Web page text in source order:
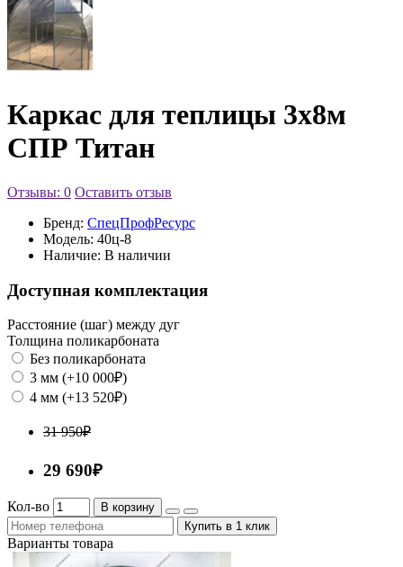
Каркас для теплицы 3х8м
СПР Титан
Отзывы: 0 Оставить отзыв
Бренд: СпецПрофРесурс
Модель: 40ц-8
Наличие: В наличии
Доступная комплектация
Расстояние (шаг) между дуг
Толщина поликарбоната
Без поликарбоната
3 мм (+10 000₽)
4 мм (+13 520₽)
31 950₽
29 690₽
Кол-во
В корзину
Купить в 1 клик
Варианты товара